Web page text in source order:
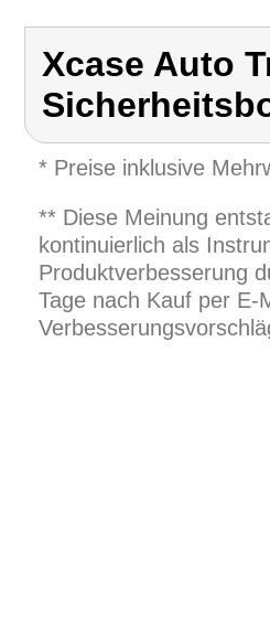
Xcase Auto
* Preise inklusive
** Diese Meinung
kontinuierlich als
Produktverbesserung
Tage nach Kauf per E-